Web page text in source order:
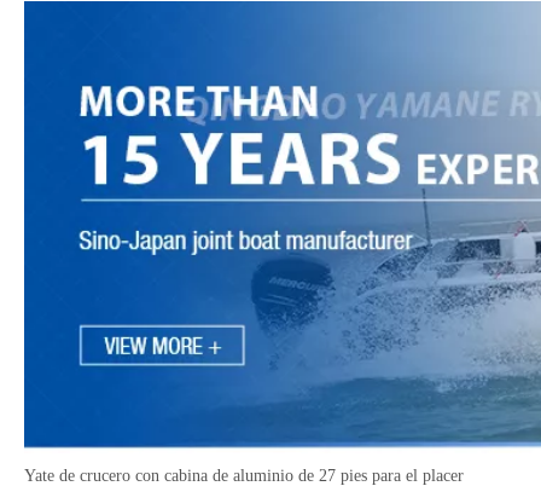
Barco de pesca de aluminio Center Console
Yate de crucero con cabina de aluminio de 27 pies para el placer